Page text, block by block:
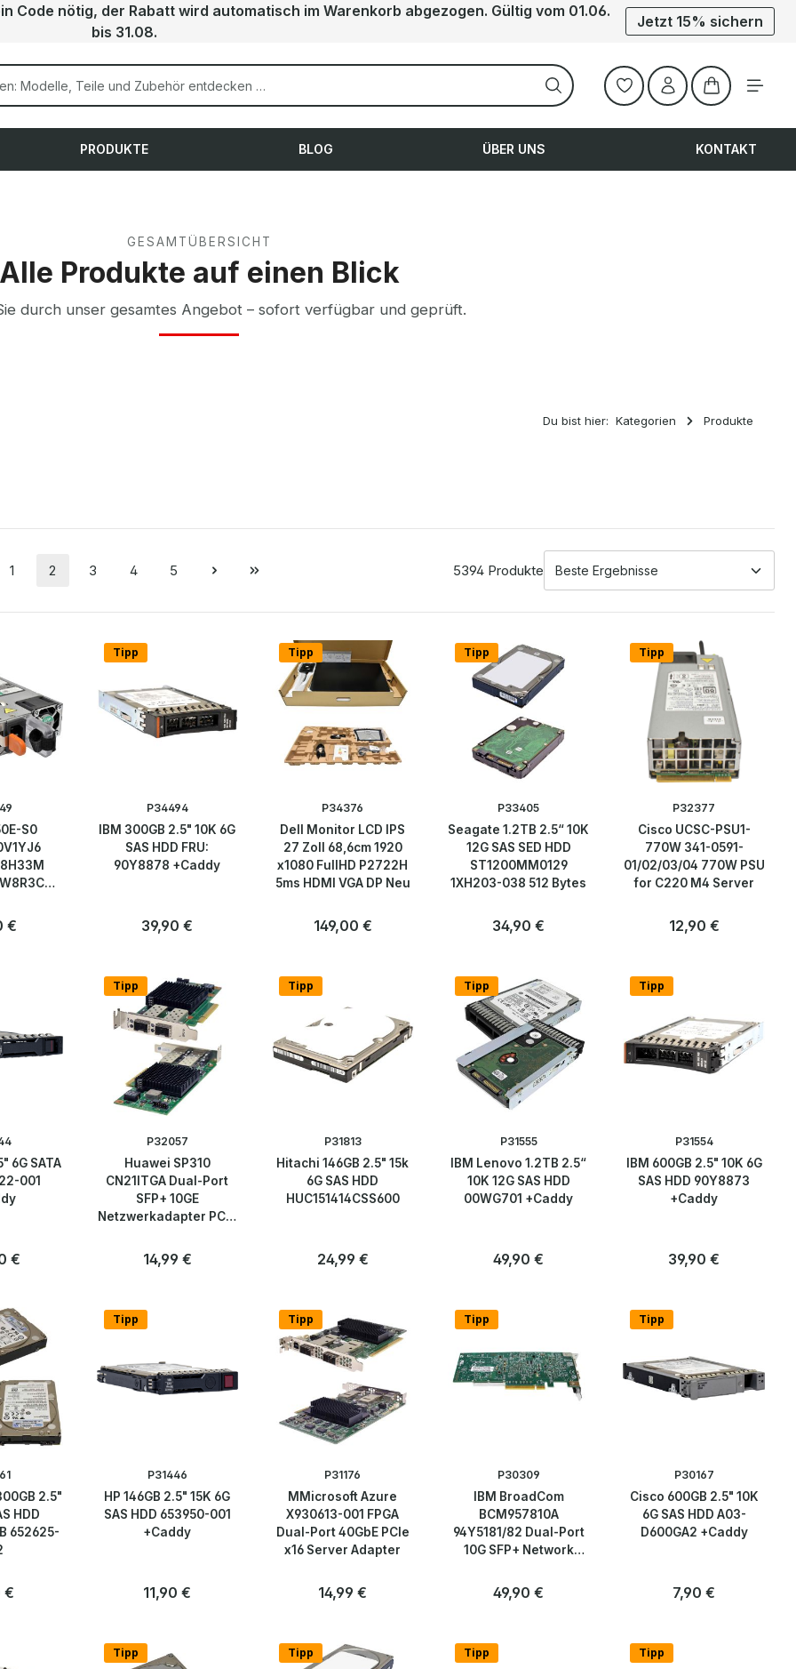
Code nötig, der Rabatt wird automatisch im Warenkorb abgezogen. Gültig vom 01.06.
bis 31.08.
Jetzt 15% sichern
Warenkorb
PRODUKTE BLOG ÜBER UNS KONTAKT
GESAMTÜBERSICHT
Alle Produkte auf einen Blick
durch unser gesamtes Angebot – sofort verfügbar und geprüft.
Du bist hier: Kategorien Produkte
Seite
1 Seite
2 Seite
3 Seite
4 Seite
5 5394 Produkte
S0
Preis:
€
Tipp
P34494
IBM 300GB 2.5" 10K 6G
SAS HDD FRU:
90Y8878 +Caddy
Regulärer Preis:
39,90 €
Tipp
P34376
Dell Monitor LCD IPS
27 Zoll 68,6cm 1920
x1080 FullHD P2722H
5ms HDMI VGA DP Neu
Regulärer Preis:
149,00 €
Tipp
P33405
Seagate 1.2TB 2.5“ 10K
12G SAS SED HDD
ST1200MM0129
1XH203-038 512 Bytes
Regulärer Preis:
34,90 €
Tipp
P32377
Cisco UCSC-PSU1-
770W 341-0591-
01/02/03/04 770W PSU
for C220 M4 Server
Regulärer Preis:
12,90 €
6G SATA
001
Preis:
€
Tipp
P32057
Huawei SP310
CN21ITGA Dual-Port
SFP+ 10GE
Netzwerkadapter PCIe
Regulärer Preis:
14,99 €
Tipp
P31813
Hitachi 146GB 2.5" 15k
6G SAS HDD
HUC151414CSS600
Regulärer Preis:
24,99 €
Tipp
P31555
IBM Lenovo 1.2TB 2.5“
10K 12G SAS HDD
00WG701 +Caddy
Regulärer Preis:
49,90 €
Tipp
P31554
IBM 600GB 2.5" 10K 6G
SAS HDD 90Y8873
+Caddy
Regulärer Preis:
39,90 €
2.5"
HDD
652625-
Preis:
€
Tipp
P31446
HP 146GB 2.5" 15K 6G
SAS HDD 653950-001
+Caddy
Regulärer Preis:
11,90 €
Tipp
P31176
MMicrosoft Azure
X930613-001 FPGA
Dual-Port 40GbE PCIe
x16 Server Adapter
Regulärer Preis:
14,99 €
Tipp
P30309
IBM BroadCom
BCM957810A
94Y5181/82 Dual-Port
10G SFP+ Network
Regulärer Preis:
49,90 €
Tipp
P30167
Cisco 600GB 2.5" 10K
6G SAS HDD A03-
D600GA2 +Caddy
Regulärer Preis:
7,90 €
Tipp Tipp Tipp Tipp